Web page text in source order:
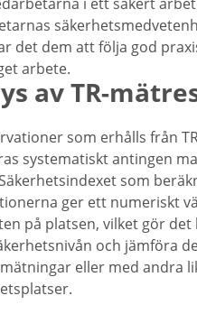
det dem att följa god
arbete.
av TR-
som erhålls från
systematiskt antingen
som
ger ett numeriskt
på platsen, vilket gör
och jämföra
eller med andra